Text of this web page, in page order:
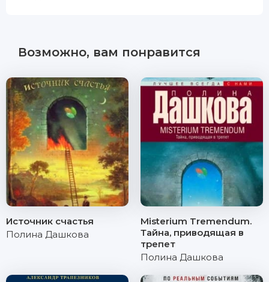
Возможно, вам понравится
Источник счастья
Полина Дашкова
Misterium Tremendum.
Тайна, приводящая в
трепет
Полина Дашкова